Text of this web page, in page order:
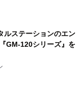
ルステーションのエン
GM-120シリーズ』を